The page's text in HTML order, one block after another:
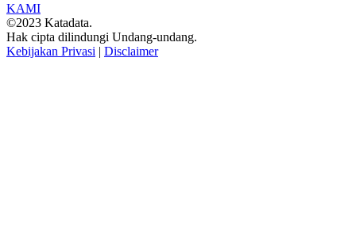
KAMI
©2023 Katadata.
Hak cipta dilindungi Undang-undang.
Kebijakan Privasi | Disclaimer